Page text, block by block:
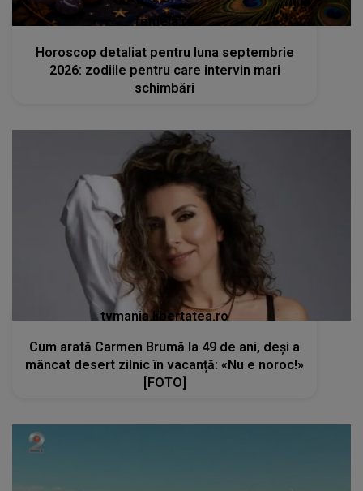
femeia.ro
Horoscop detaliat pentru luna septembrie
2026: zodiile pentru care intervin mari
schimbări
tvmania.libertatea.ro
Cum arată Carmen Brumă la 49 de ani, deși a
mâncat desert zilnic în vacanță: «Nu e noroc!»
[FOTO]